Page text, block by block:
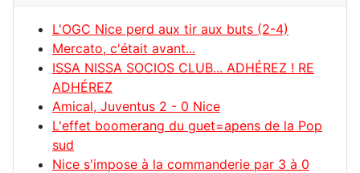
L'OGC Nice perd aux tir aux buts (2-4)
Mercato, c'était avant...
ISSA NISSA SOCIOS CLUB... ADHÉREZ ! RE
ADHÉREZ
Amical, Juventus 2 - 0 Nice
L'effet boomerang du guet=apens de la Pop
sud
Nice s'impose à la commanderie par 3 à 0